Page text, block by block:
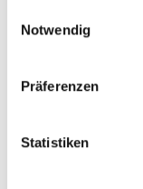
Notwendig
Präferenzen
Statistiken